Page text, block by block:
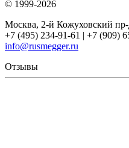
© 1999-2026
Москва, 2-й Кожуховский пр-
+7 (495) 234-91-61 | +7 (909)
info@rusmegger.ru
Отзывы